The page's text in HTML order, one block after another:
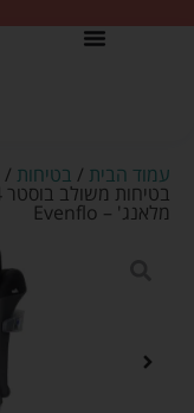
עמוד הבית / בטיחות /
מלאנג' – Evenflo